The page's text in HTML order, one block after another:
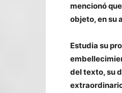
mencionó
objeto, en su
Estudia su
del texto, su